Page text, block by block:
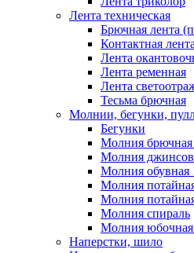
Лента техническая
Брючная лента
Контактная
Лента
Лента ременная
Лента
Тесьма брючная
Молнии, бегунки,
Бегунки
Молния брючная
Молния
Молния обувная
Молния
Молния
Молния спираль
Молния юбочная
Наперстки, шило